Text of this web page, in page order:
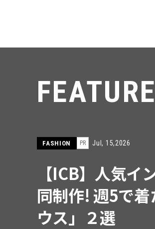
Jul, 15,2026
】人気インフルエ
作! 週5で着たくな
２選